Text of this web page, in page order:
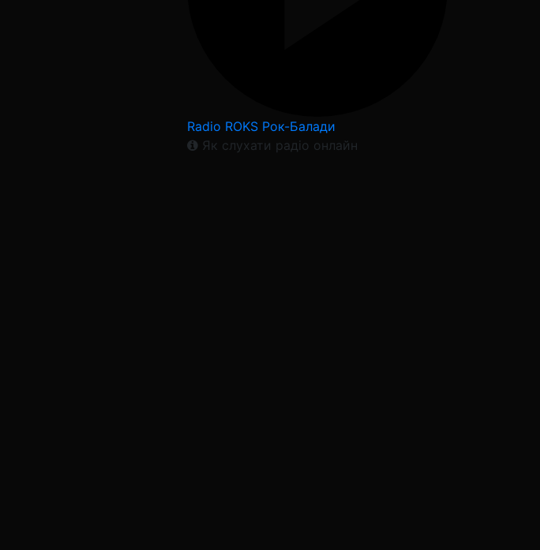
Radio ROKS Рок-Балади
Як слухати радіо онлайн